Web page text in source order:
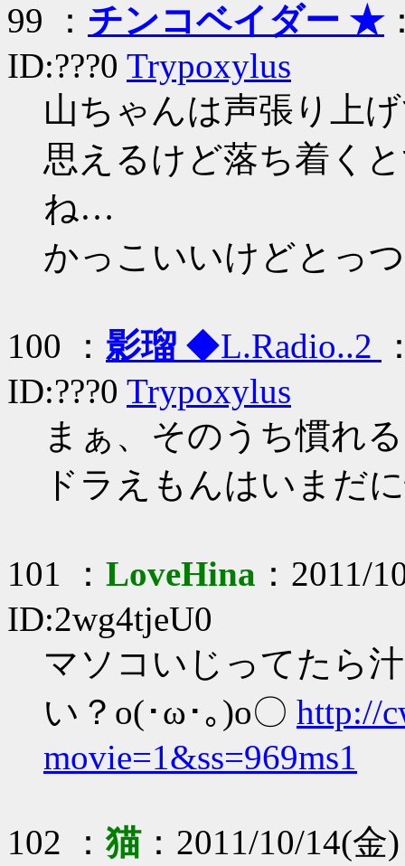
99 ： チンコベイダー ★
ID:???0 Trypoxylus
山ちゃんは声張り上
思えるけど落ち着く
ね…
かっこいいけどとっ
100 ： 影瑠 ◆L.Radio..2
ID:???0 Trypoxylus
まぁ、そのうち慣れ
ドラえもんはいまだ
101 ： LoveHina ：2011/
ID:2wg4tjeU0
マソコいじってたら
い？o(･ω･｡)o〇 http://
movie=1&ss=969ms1
102 ：猫：2011/10/14(金